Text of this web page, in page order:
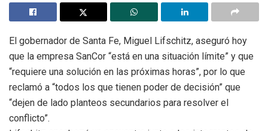
El gobernador de Santa Fe, Miguel Lifschitz, aseguró hoy
que la empresa SanCor “está en una situación límite” y que
“requiere una solución en las próximas horas”, por lo que
reclamó a “todos los que tienen poder de decisión” que
“dejen de lado planteos secundarios para resolver el
conflicto”.